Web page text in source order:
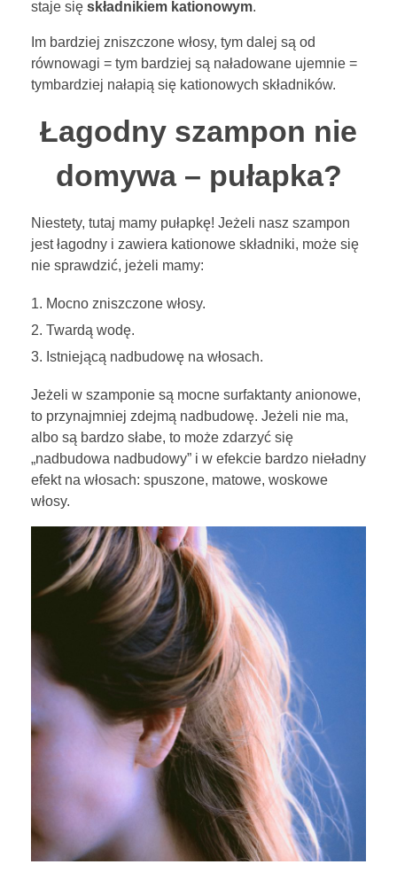
staje się składnikiem kationowym.
Im bardziej zniszczone włosy, tym dalej są od
równowagi = tym bardziej są naładowane ujemnie =
tymbardziej nałapią się kationowych składników.
Łagodny szampon nie
domywa – pułapka?
Niestety, tutaj mamy pułapkę! Jeżeli nasz szampon
jest łagodny i zawiera kationowe składniki, może się
nie sprawdzić, jeżeli mamy:
Mocno zniszczone włosy.
Twardą wodę.
Istniejącą nadbudowę na włosach.
Jeżeli w szamponie są mocne surfaktanty anionowe,
to przynajmniej zdejmą nadbudowę. Jeżeli nie ma,
albo są bardzo słabe, to może zdarzyć się
„nadbudowa nadbudowy” i w efekcie bardzo nieładny
efekt na włosach: spuszone, matowe, woskowe
włosy.